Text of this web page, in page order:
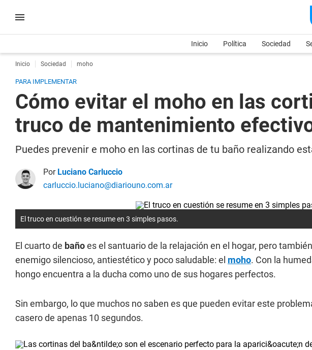
Inicio Política Sociedad
Inicio Sociedad moho
PARA IMPLEMENTAR
Cómo evitar el moho en las
truco de mantenimiento
Puedes prevenir e moho en las cortinas de tu baño realizando
Por Luciano Carluccio
carluccio.luciano@diariouno.com.ar
El truco en cuestión se resume en 3 simples pasos.
El cuarto de bañoes el santuario de la relajación en el hogar, pero
enemigo silencioso, antiestético y poco saludable: el moho. Con la
hongo encuentra a la ducha como uno de sus hogares perfectos.
Sin embargo, lo que muchos no saben es que pueden evitar este
casero de apenas 10 segundos.